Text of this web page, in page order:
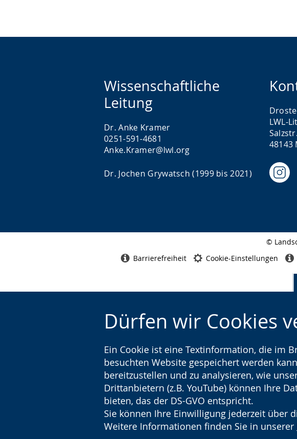
Dürfen wir Cookies
Ein Cookie ist eine Textinformation, die im
besuchten Website gespeichert werden
bereitzustellen und zu analysieren, wie
Drittanbietern (z.B. YouTube) können Ihre
bieten, das der DS-GVO entspricht.
Sie können Ihre Einwilligung jederzeit über
Weitere Informationen finden Sie in unserer
Wissenschaftliche
Leitung
Dr. Anke Kramer
0251-591-4681
Anke.Kramer@lwl.org
Dr. Jochen Grywatsch (1999 bis 2021)
LWL-
48143
©
Barrierefreiheit Cookie-Einstellungen